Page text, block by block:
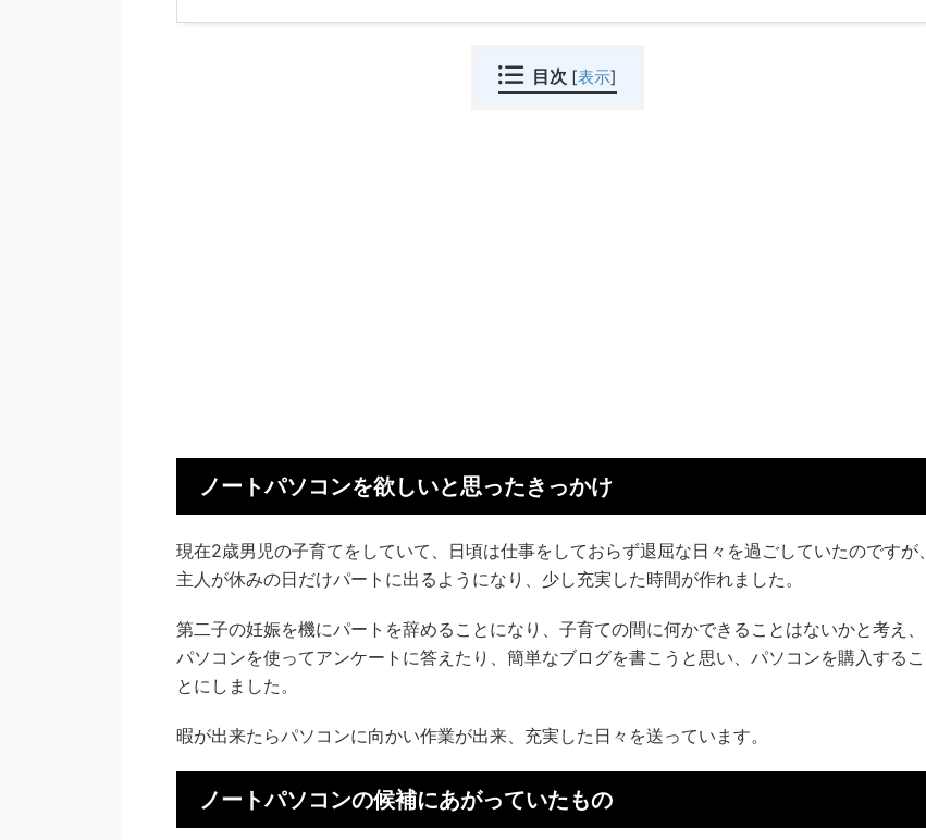
目次 [表示]
ノートパソコンを欲しいと思ったきっかけ
現在2歳男児の子育てをしていて、日頃は仕事をしておらず退屈な日々を過ごしていたのですが、
主人が休みの日だけパートに出るようになり、少し充実した時間が作れました。
第二子の妊娠を機にパートを辞めることになり、子育ての間に何かできることはないかと考え、
パソコンを使ってアンケートに答えたり、簡単なブログを書こうと思い、パソコンを購入するこ
とにしました。
暇が出来たらパソコンに向かい作業が出来、充実した日々を送っています。
ノートパソコンの候補にあがっていたもの